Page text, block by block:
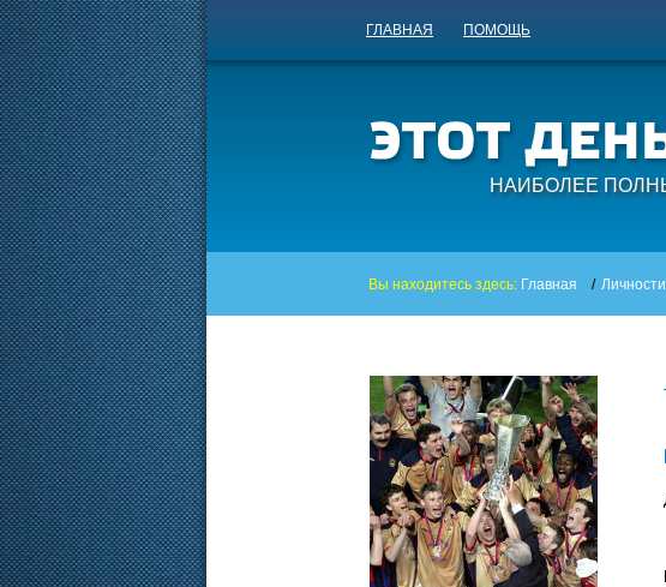
ГЛАВНАЯ ПОМОЩЬ
НАИБОЛЕЕ
Вы находитесь здесь: Главная /